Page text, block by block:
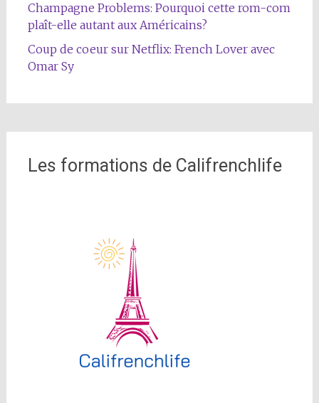
Champagne Problems: Pourquoi cette rom-com
plaît-elle autant aux Américains?
Coup de coeur sur Netflix: French Lover avec
Omar Sy
Les formations de Califrenchlife